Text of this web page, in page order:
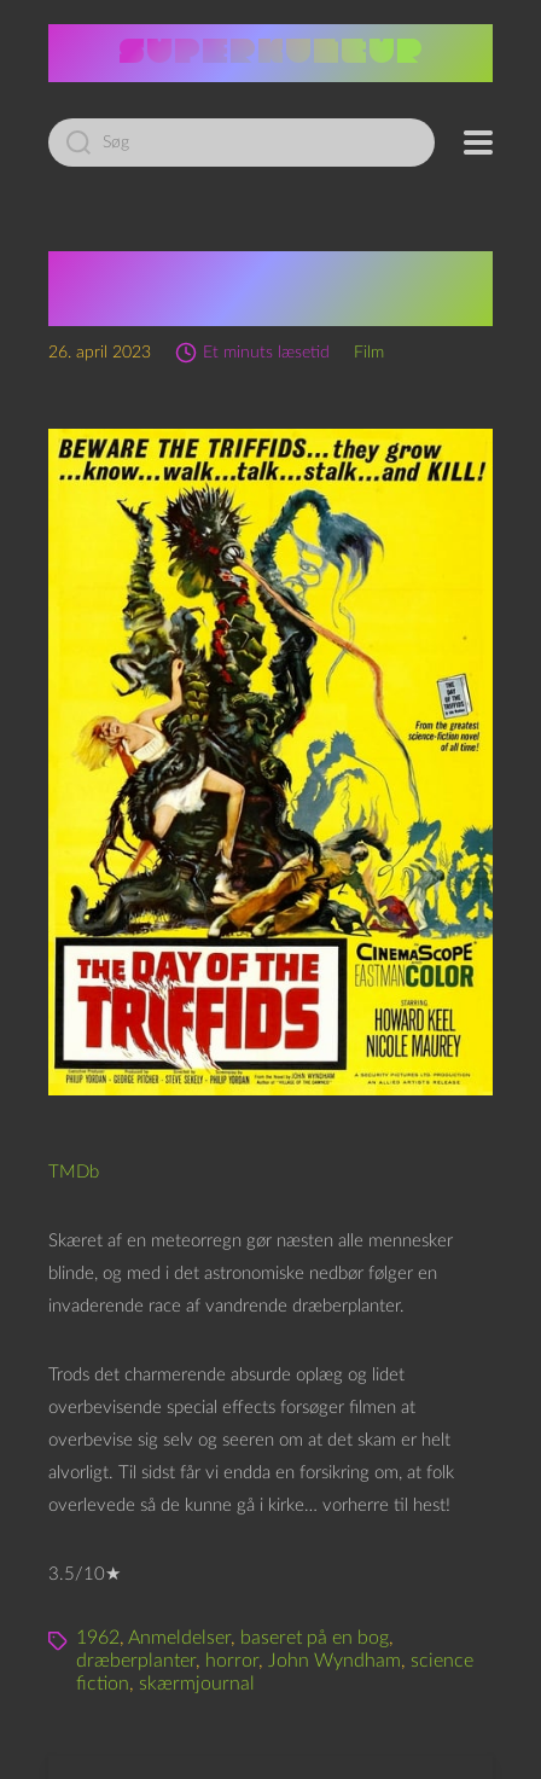
Led
efter:
26. april 2023 Et minuts læsetid Film
TMDb
Skæret af en meteorregn gør næsten alle mennesker
blinde, og med i det astronomiske nedbør følger en
invaderende race af vandrende dræberplanter.
Trods det charmerende absurde oplæg og lidet
overbevisende special effects forsøger filmen at
overbevise sig selv og seeren om at det skam er helt
alvorligt. Til sidst får vi endda en forsikring om, at folk
overlevede så de kunne gå i kirke… vorherre til hest!
3.5/10★
1962, Anmeldelser, baseret på en bog,
dræberplanter, horror, John Wyndham, science
fiction, skærmjournal